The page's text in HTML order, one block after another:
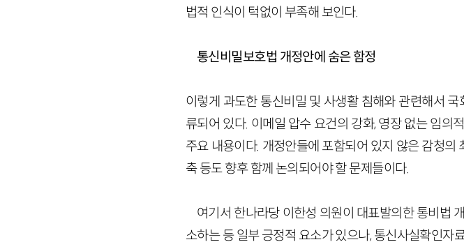
법적 인식이 턱없이 부족해 보인다.
통신비밀보호법 개정안에 숨은 함정
이렇게 과도한 통신비밀 및 사생활 침해와 관련해서
류되어 있다. 이메일 압수 요건의 강화, 영장 없는 임의
주요 내용이다. 개정안들에 포함되어 있지 않은 감청
축 등도 향후 함께 논의되어야 할 문제들이다.
여기서 한나라당 이한성 의원이 대표발의한 통비법
소하는 등 일부 긍정적 요소가 있으나, 통신사실확인자